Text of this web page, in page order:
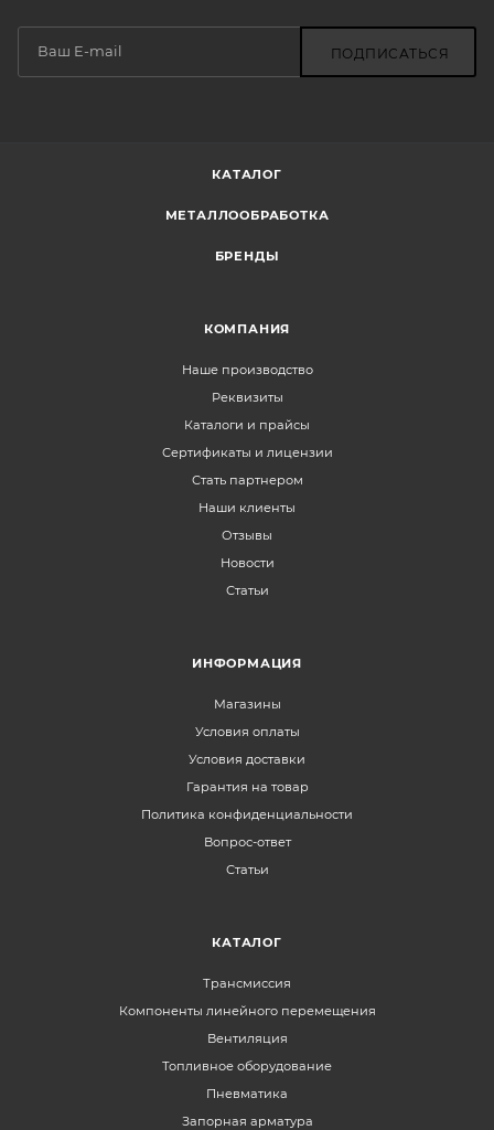
ПОДПИСАТЬСЯ
КАТАЛОГ
МЕТАЛЛООБРАБОТКА
БРЕНДЫ
КОМПАНИЯ
Наше производство
Реквизиты
Каталоги и прайсы
Сертификаты и лицензии
Стать партнером
Наши клиенты
Отзывы
Новости
Статьи
ИНФОРМАЦИЯ
Магазины
Условия оплаты
Условия доставки
Гарантия на товар
Политика конфиденциальности
Вопрос-ответ
Статьи
КАТАЛОГ
Трансмиссия
Компоненты линейного перемещения
Вентиляция
Топливное оборудование
Пневматика
Запорная арматура